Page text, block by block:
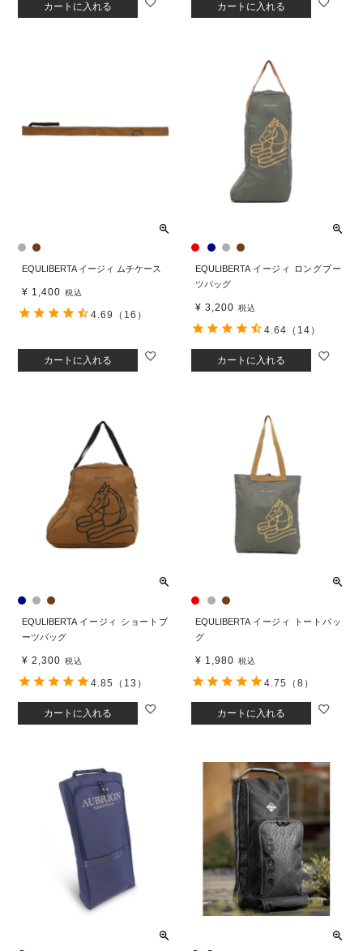
カートに入れる カートに入れる
EQULIBERTA イージィ ムチケース
¥ 1,400 税込
カートに入れる
4.69 （16）
EQULIBERTA イージィ ロングブー
ツバッグ
¥ 3,200 税込
カートに入れる
4.64 （14）
EQULIBERTA イージィ ショートブ
ーツバッグ
¥ 2,300 税込
カートに入れる
4.85 （13）
EQULIBERTA イージィ トートバッ
グ
¥ 1,980 税込
カートに入れる
4.75 （8）